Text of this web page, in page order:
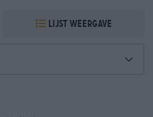
Lijst weergave